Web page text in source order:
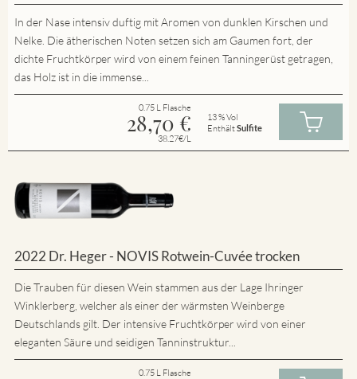
In der Nase intensiv duftig mit Aromen von dunklen Kirschen und
Nelke. Die ätherischen Noten setzen sich am Gaumen fort, der
dichte Fruchtkörper wird von einem feinen Tanningerüst getragen,
das Holz ist in die immense...
0.75 L Flasche
28,70 €
38.27€/L
13 % Vol
EnthältSulfite
2022 Dr. Heger - NOVIS Rotwein-Cuvée trocken
Die Trauben für diesen Wein stammen aus der Lage Ihringer
Winklerberg, welcher als einer der wärmsten Weinberge
Deutschlands gilt. Der intensive Fruchtkörper wird von einer
eleganten Säure und seidigen Tanninstruktur...
0.75 L Flasche